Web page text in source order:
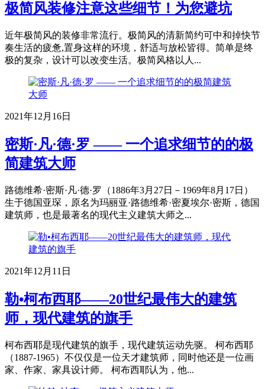
极简风装修注意这些细节！为您避坑
近年极简风的装修非常流行。极简风的清新简约可中和掉快节
奏生活的疲惫,置身这样的环境，舒适与放松皆得。简单是终
极的复杂，设计可以改变生活。极简风格以人...
2021年12月16日
密斯·凡·德·罗 —— 一个追求细节的的极
简建筑大师
路德维希·密斯·凡·德·罗（1886年3月27日－1969年8月17日）
生于德国亚琛，原名为玛丽亚·路德维希·密夏埃尔·密斯，德国
建筑师，也是最著名的现代主义建筑大师之...
2021年12月11日
勒•柯布西耶——20世纪最伟大的建筑
师，现代建筑的旗手
柯布西耶是现代建筑的旗手，现代建筑运动先驱。 柯布西耶
（1887-1965）不仅仅是一位天才建筑师，同时他还是一位画
家、作家、家具设计师。 柯布西耶认为，他...